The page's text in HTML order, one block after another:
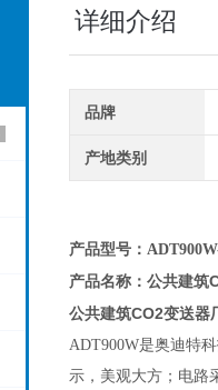
详细介绍
品牌
产地类别
产品型号：
产品名称： 公共建筑
公共建筑CO2变送器
ADT900W是奥迪特
示，美观大方；电路